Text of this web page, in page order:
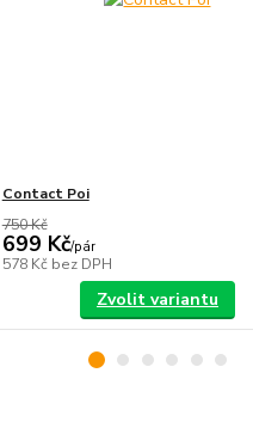
Contact Poi
750 Kč
699 Kč/pár
578 Kč bez DPH
Zvolit variantu